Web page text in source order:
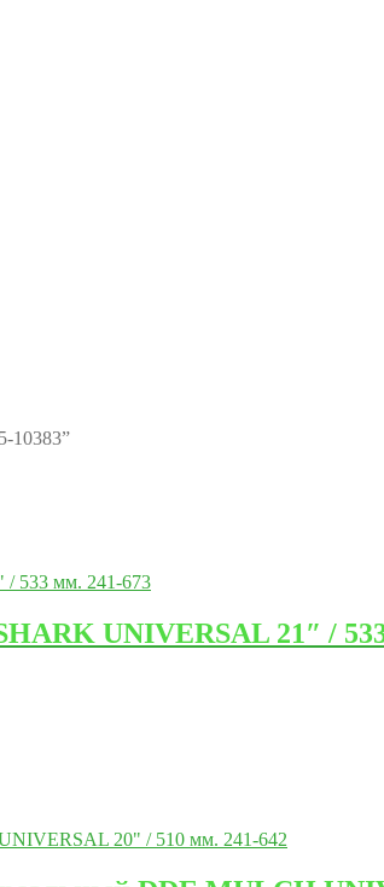
10383”
UNIVERSAL 21″ /